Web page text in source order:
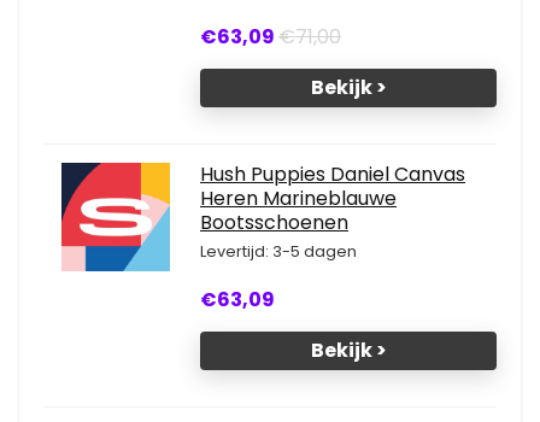
€63,09€71,00
Bekijk >
Hush Puppies Daniel Canvas
Heren Marineblauwe
Bootsschoenen
Levertijd: 3-5 dagen
€63,09
Bekijk >